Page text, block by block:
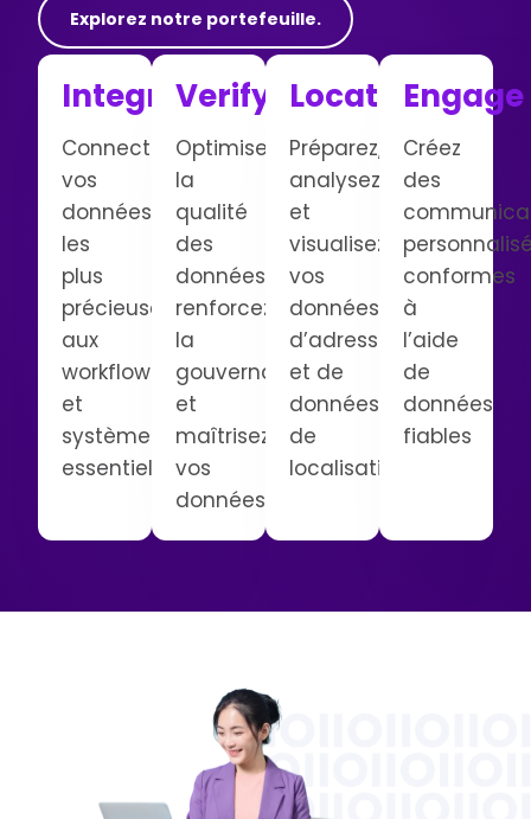
Explorez notre portefeuille.
Integrate
Connectez
vos
données
les
plus
précieuses
aux
workflows
et
systèmes
essentiels
Verify
Optimisez
la
qualité
des
données,
renforcez
la
gouvernance
et
maîtrisez
vos
données
Locate
Préparez,
analysez
et
visualisez
vos
données
d’adresses
et de
données
de
localisation
Engage
Créez
des
conformes
à
l’aide
de
données
fiables